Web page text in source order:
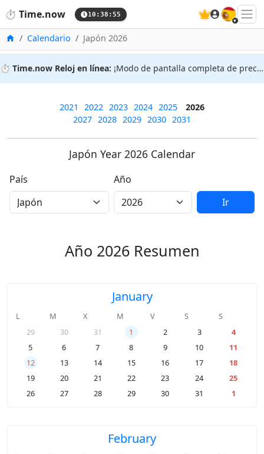
⏱️ Time.now 10:38:55 🇪🇸
InicioCalendario Japón 2026
⏱️ Time.now Reloj en línea: ¡Modo de pantalla completa de precisión!
2021 2022 2023 2024 2025
2026
2027 2028 2029 2030 2031
Japón Year 2026 Calendar
País
Año
Ir
Año 2026 Resumen
January
L M X M V S
S
29
30 31 1 2 3
4
5
6 7 8 9 10
11
12
13 14 15 16 17
18
19
20 21 22 23 24
25
26
27 28 29 30 31 1
February